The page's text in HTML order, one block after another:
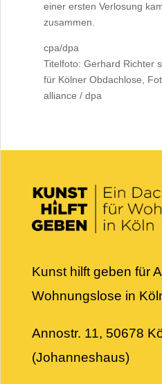
einer ersten Verlosung
zusammen.
cpa/dpa
Titelfoto: Gerhard Richter
für Kölner Obdachlose,
alliance / dpa
Kunst hilft geben für
Wohnungslose in
Annostr. 11, 50678
(Johanneshaus)